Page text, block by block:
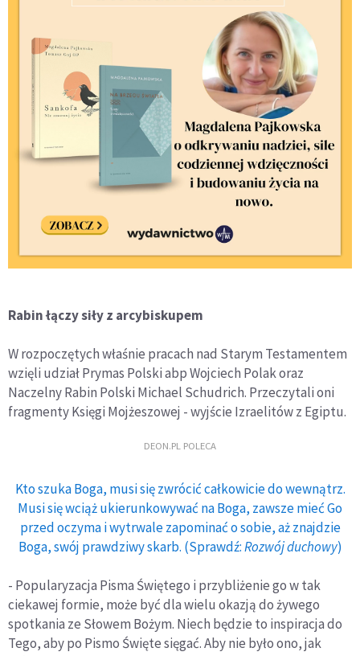
Rabin łączy siły z arcybiskupem
W rozpoczętych właśnie pracach nad Starym Testamentem
wzięli udział Prymas Polski abp Wojciech Polak oraz
Naczelny Rabin Polski Michael Schudrich. Przeczytali oni
fragmenty Księgi Mojżeszowej - wyjście Izraelitów z Egiptu.
DEON.PL POLECA
Kto szuka Boga, musi się zwrócić całkowicie do wewnątrz.
Musi się wciąż ukierunkowywać na Boga, zawsze mieć Go
przed oczyma i wytrwale zapominać o sobie, aż znajdzie
Boga, swój prawdziwy skarb. (Sprawdź:Rozwój duchowy)
- Popularyzacja Pisma Świętego i przybliżenie go w tak
ciekawej formie, może być dla wielu okazją do żywego
spotkania ze Słowem Bożym. Niech będzie to inspiracja do
Tego, aby po Pismo Święte sięgać. Aby nie było ono, jak